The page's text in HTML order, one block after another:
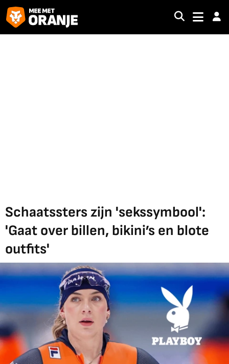
Schaatssters zijn 'sekssymbool':
'Gaat over billen, bikini’s en blote
outfits'